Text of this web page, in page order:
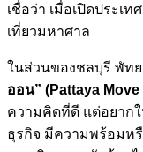
เชื่อว่า เมื่อเปิดประเท
เที่ยวมหาศาล
ในส่วนของชลบุรี พัท
ออน” (Pattaya
ความคิดที่ดี แต่อยาก
ธุรกิจ มีความพร้อมห